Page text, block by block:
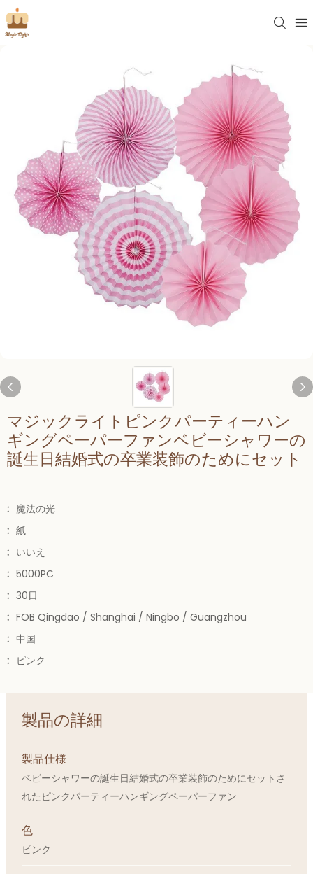
マジックライトピンクパーティーハン
ギングペーパーファンベビーシャワーの
誕生日結婚式の卒業装飾のためにセット
: 魔法の光
: 紙
: いいえ
: 5000PC
: 30日
: FOB Qingdao / Shanghai / Ningbo / Guangzhou
: 中国
: ピンク
製品の詳細
製品仕様
ベビーシャワーの誕生日結婚式の卒業装飾のためにセットさ
れたピンクパーティーハンギングペーパーファン
色
ピンク